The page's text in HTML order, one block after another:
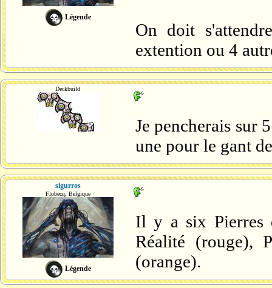
Légende
On doit
extention ou 4
Deckbuild
Je pencherais sur
une pour le gant
sigurros
Flobecq, Belgique
Légende
Il y a six Pierres
Réalité (rouge),
(orange).